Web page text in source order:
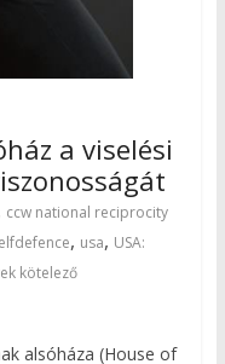
a viselési
ccw national reciprocity
, usa, USA:
kötelező
alsóháza (House of